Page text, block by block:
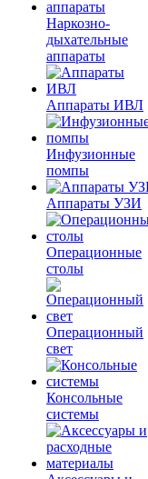
Наркозно-
дыхательные
аппараты
Аппараты ИВЛ
Инфузионные
помпы
Аппараты УЗИ
Операционные
столы
Операционный
свет
Консольные
системы